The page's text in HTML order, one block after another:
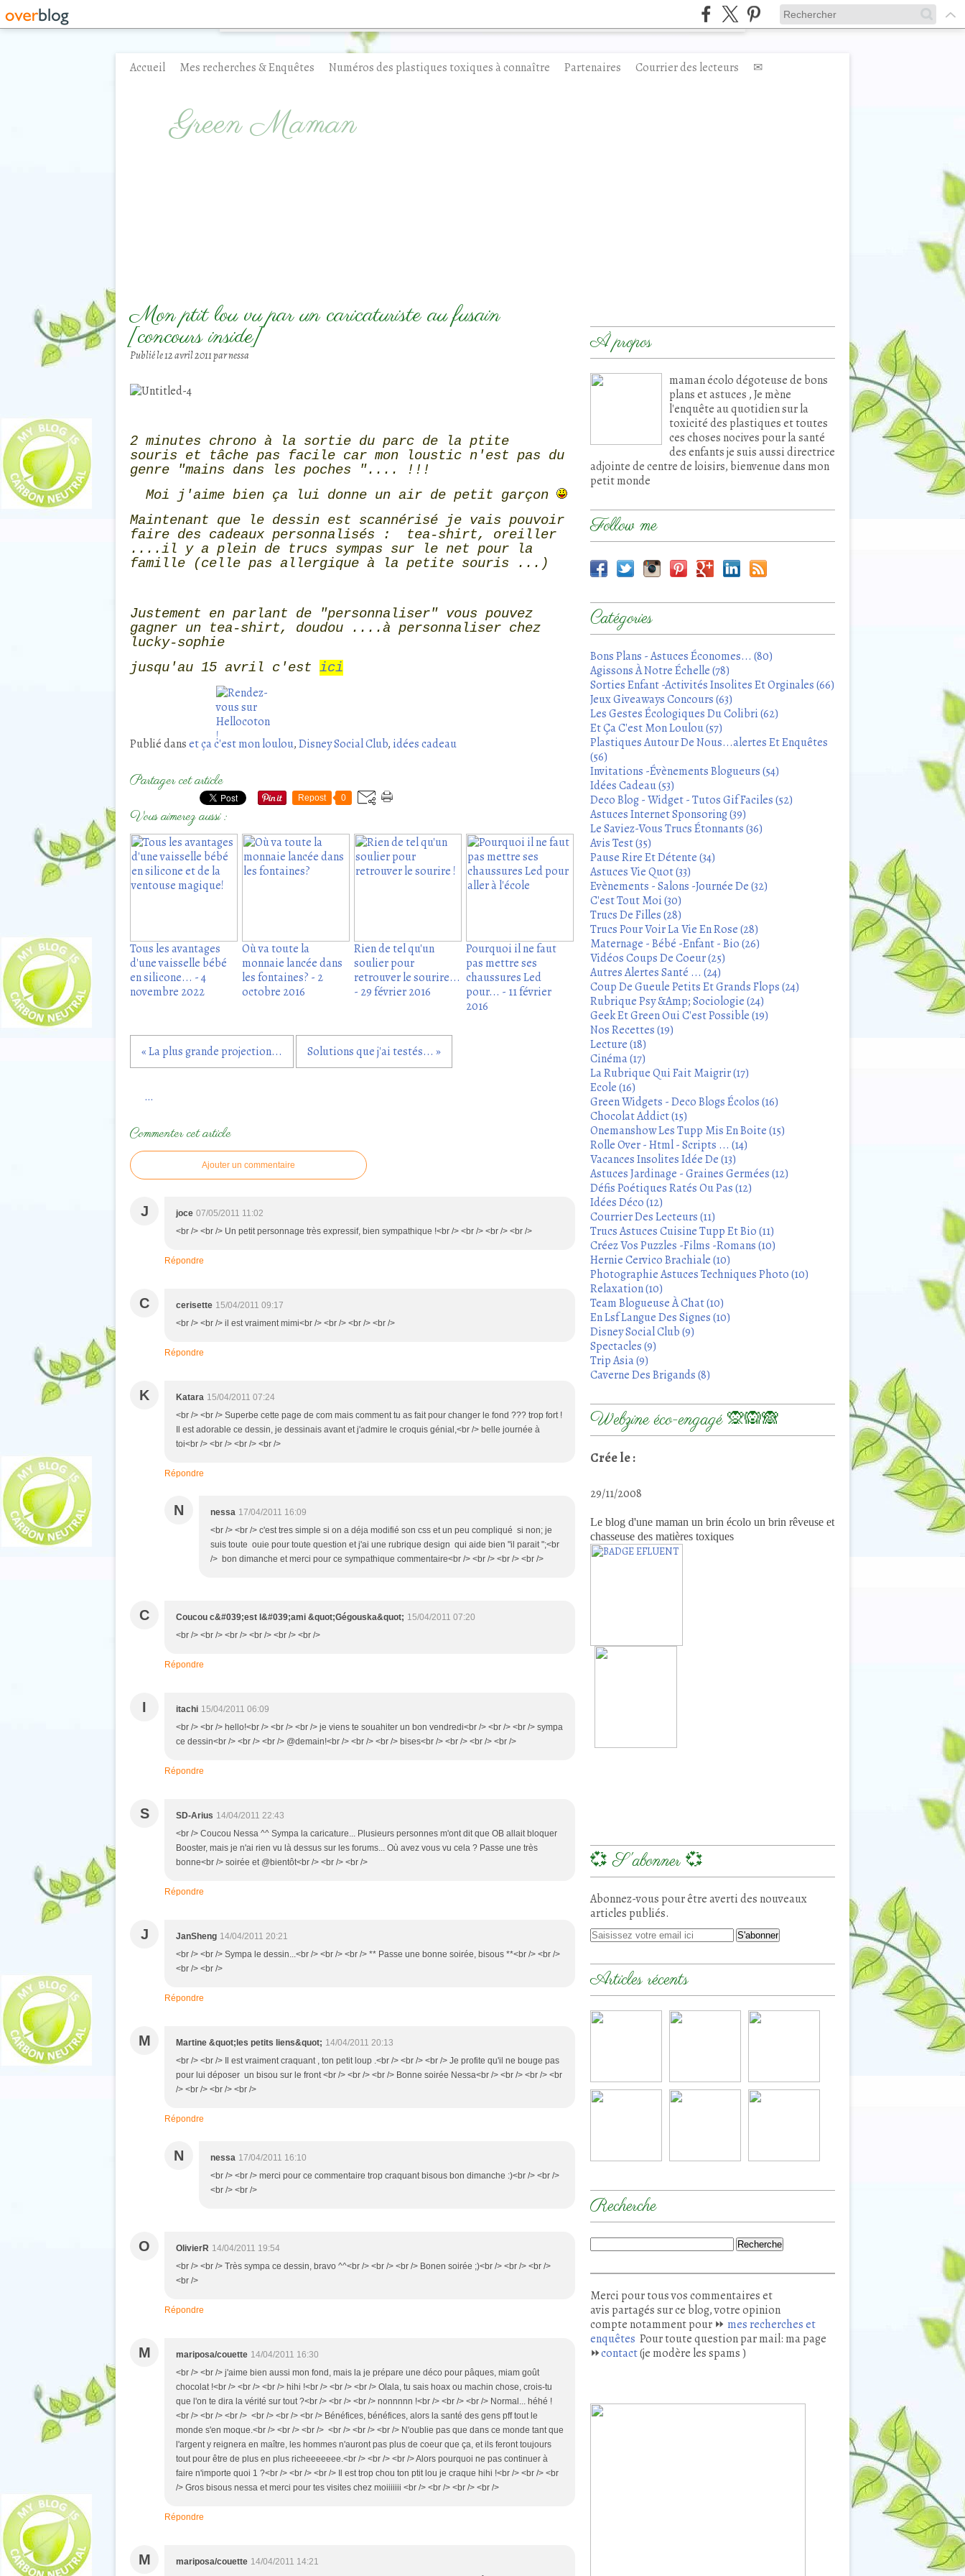
Green Maman
Accueil Mes recherches & Enquêtes Numéros des plastiques toxiques à connaître Partenaires Courrier des lecteurs
✉
Mon ptit lou vu par un caricaturiste au fusain
[concours inside]
Publié le12 avril 2011par nessa
2 minutes chrono à la sortie du parc de la ptite
souris et tâche pas facile car mon loustic n'est pas du
genre "mains dans les poches ".... !!!
Moi j'aime bien ça lui donne un air de petit garçon
Maintenant que le dessin est scannérisé je vais pouvoir
faire des cadeaux personnalisés : tea-shirt, oreiller
....il y a plein de trucs sympas sur le net pour la
famille (celle pas allergique à la petite souris ...)
Justement en parlant de "personnaliser" vous pouvez
gagner un tea-shirt, doudou ....à personnaliser chez
lucky-sophie
jusqu'au 15 avril c'est ici
Publié danset ça c'est mon loulou,Disney Social Club, idées cadeau
Partager cet article
Repost 0
Vous aimerez aussi :
Tous les avantages
d'une vaisselle bébé
en silicone... - 4
novembre 2022
Où va toute la
monnaie lancée dans
les fontaines? - 2
octobre 2016
Rien de tel qu'un
soulier pour
retrouver le sourire...
- 29 février 2016
Pourquoi il ne faut
pas mettre ses
chaussures Led
pour... - 11 février
2016
« La plus grande projection... Solutions que j'ai testés... »
…
Commenter cet article
Ajouter un commentaire
J joce 07/05/2011 11:02
<br /> <br /> Un petit personnage très expressif, bien sympathique !<br /> <br /> <br /> <br />
Répondre
C cerisette 15/04/2011 09:17
<br /> <br /> il est vraiment mimi<br /> <br /> <br /> <br />
Répondre
K Katara 15/04/2011 07:24
<br /> <br /> Superbe cette page de com mais comment tu as fait pour changer le fond ??? trop fort !
Il est adorable ce dessin, je dessinais avant et j'admire le croquis génial,<br /> belle journée à
toi<br /> <br /> <br /> <br />
Répondre
N nessa 17/04/2011 16:09
<br /> <br /> c'est tres simple si on a déja modifié son css et un peu compliqué si non; je
suis toute ouie pour toute question et j'ai une rubrique design qui aide bien "il parait ";<br
/> bon dimanche et merci pour ce sympathique commentaire<br /> <br /> <br /> <br />
C Coucou c&#039;est l&#039;ami &quot;Gégouska&quot; 15/04/2011 07:20
<br /> <br /> <br /> <br /> <br /> <br />
Répondre
I itachi 15/04/2011 06:09
<br /> <br /> hello!<br /> <br /> <br /> je viens te souahiter un bon vendredi<br /> <br /> <br /> sympa
ce dessin<br /> <br /> <br /> @demain!<br /> <br /> <br /> bises<br /> <br /> <br /> <br />
Répondre
S SD-Arius 14/04/2011 22:43
<br /> Coucou Nessa ^^ Sympa la caricature... Plusieurs personnes m'ont dit que OB allait bloquer
Booster, mais je n'ai rien vu là dessus sur les forums... Où avez vous vu cela ? Passe une très
bonne<br /> soirée et @bientôt<br /> <br /> <br />
Répondre
J JanSheng 14/04/2011 20:21
<br /> <br /> Sympa le dessin...<br /> <br /> <br /> ** Passe une bonne soirée, bisous **<br /> <br />
<br /> <br />
Répondre
M Martine &quot;les petits liens&quot; 14/04/2011 20:13
<br /> <br /> Il est vraiment craquant , ton petit loup .<br /> <br /> <br /> Je profite qu'il ne bouge pas
pour lui déposer un bisou sur le front <br /> <br /> <br /> Bonne soirée Nessa<br /> <br /> <br /> <br
/> <br /> <br /> <br />
Répondre
N nessa 17/04/2011 16:10
<br /> <br /> merci pour ce commentaire trop craquant bisous bon dimanche :)<br /> <br />
<br /> <br />
O OlivierR 14/04/2011 19:54
<br /> <br /> Très sympa ce dessin, bravo ^^<br /> <br /> <br /> Bonen soirée ;)<br /> <br /> <br />
<br />
Répondre
M mariposa/couette 14/04/2011 16:30
<br /> <br /> j'aime bien aussi mon fond, mais la je prépare une déco pour pâques, miam goût
chocolat !<br /> <br /> <br /> hihi !<br /> <br /> <br /> Olala, tu sais hoax ou machin chose, crois-tu
que l'on te dira la vérité sur tout ?<br /> <br /> <br /> nonnnnn !<br /> <br /> <br /> Normal... héhé !
<br /> <br /> <br /> <br /> <br /> <br /> Bénéfices, bénéfices, alors la santé des gens pff tout le
monde s'en moque.<br /> <br /> <br /> <br /> <br /> <br /> N'oublie pas que dans ce monde tant que
l'argent y reignera en maître, les hommes n'auront pas plus de coeur que ça, et ils feront toujours
tout pour être de plus en plus richeeeeeee.<br /> <br /> <br /> Alors pourquoi ne pas continuer à
faire n'importe quoi 1 ?<br /> <br /> <br /> Il est trop chou ton ptit lou je craque hihi !<br /> <br /> <br
/> Gros bisous nessa et merci pour tes visites chez moiiiiiii <br /> <br /> <br /> <br />
Répondre
M mariposa/couette 14/04/2011 14:21
À propos
maman écolo dégoteuse de bons
plans et astuces , Je mène
l'enquête au quotidien sur la
toxicité des plastiques et toutes
ces choses nocives pour la santé
des enfants je suis aussi directrice
adjointe de centre de loisirs, bienvenue dans mon
petit monde
Follow me
Catégories
Bons Plans - Astuces Économes... (80)
Agissons À Notre Échelle (78)
Sorties Enfant -Activités Insolites Et Orginales (66)
Jeux Giveaways Concours (63)
Les Gestes Écologiques Du Colibri (62)
Et Ça C'est Mon Loulou (57)
Plastiques Autour De Nous...alertes Et Enquêtes
(56)
Invitations -Évènements Blogueurs (54)
Idées Cadeau (53)
Deco Blog - Widget - Tutos Gif Faciles (52)
Astuces Internet Sponsoring (39)
Le Saviez-Vous Trucs Étonnants (36)
Avis Test (35)
Pause Rire Et Détente (34)
Astuces Vie Quot (33)
Evènements - Salons -Journée De (32)
C'est Tout Moi (30)
Trucs De Filles (28)
Trucs Pour Voir La Vie En Rose (28)
Maternage - Bébé -Enfant - Bio (26)
Vidéos Coups De Coeur (25)
Autres Alertes Santé ... (24)
Coup De Gueule Petits Et Grands Flops (24)
Rubrique Psy &Amp; Sociologie (24)
Geek Et Green Oui C'est Possible (19)
Nos Recettes (19)
Lecture (18)
Cinéma (17)
La Rubrique Qui Fait Maigrir (17)
Ecole (16)
Green Widgets - Deco Blogs Écolos (16)
Chocolat Addict (15)
Onemanshow Les Tupp Mis En Boite (15)
Rolle Over - Html - Scripts ... (14)
Vacances Insolites Idée De (13)
Astuces Jardinage - Graines Germées (12)
Défis Poétiques Ratés Ou Pas (12)
Idées Déco (12)
Courrier Des Lecteurs (11)
Trucs Astuces Cuisine Tupp Et Bio (11)
Créez Vos Puzzles -Films -Romans (10)
Hernie Cervico Brachiale (10)
Photographie Astuces Techniques Photo (10)
Relaxation (10)
Team Blogueuse À Chat (10)
En Lsf Langue Des Signes (10)
Disney Social Club (9)
Spectacles (9)
Trip Asia (9)
Caverne Des Brigands (8)
Webzine éco-engagé 🙊🙉🙈
Crée le :
29/11/2008
Le blog d'une maman un brin écolo un brin rêveuse et
chasseuse des matières toxiques
💞 S'abonner 💞
Abonnez-vous pour être averti des nouveaux
articles publiés.
Articles récents
Recherche
Merci pour tous vos commentaires et
avis partagés sur ce blog, votre opinion
compte notamment pour ⏩ mes recherches et
enquêtes Pour toute question par mail: ma page
⏩contact(je modère les spams )